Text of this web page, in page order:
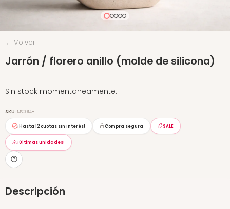
← Volver
Jarrón / florero anillo (molde de silicona)
Sin stock momentaneamente.
SKU: MS00148
¡Hasta 12 cuotas sin interés! Compra segura SALE
¡Últimas unidades!
Descripción